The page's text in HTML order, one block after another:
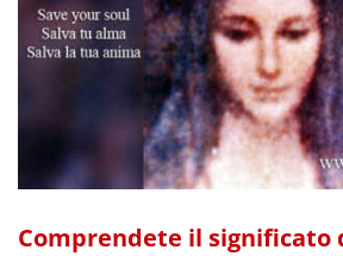
Comprendete il significato